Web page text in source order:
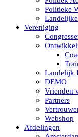
Politieke
Vereniging
Landelijk
DEMO
Vrienden
Partners
Webshop
Afdelingen